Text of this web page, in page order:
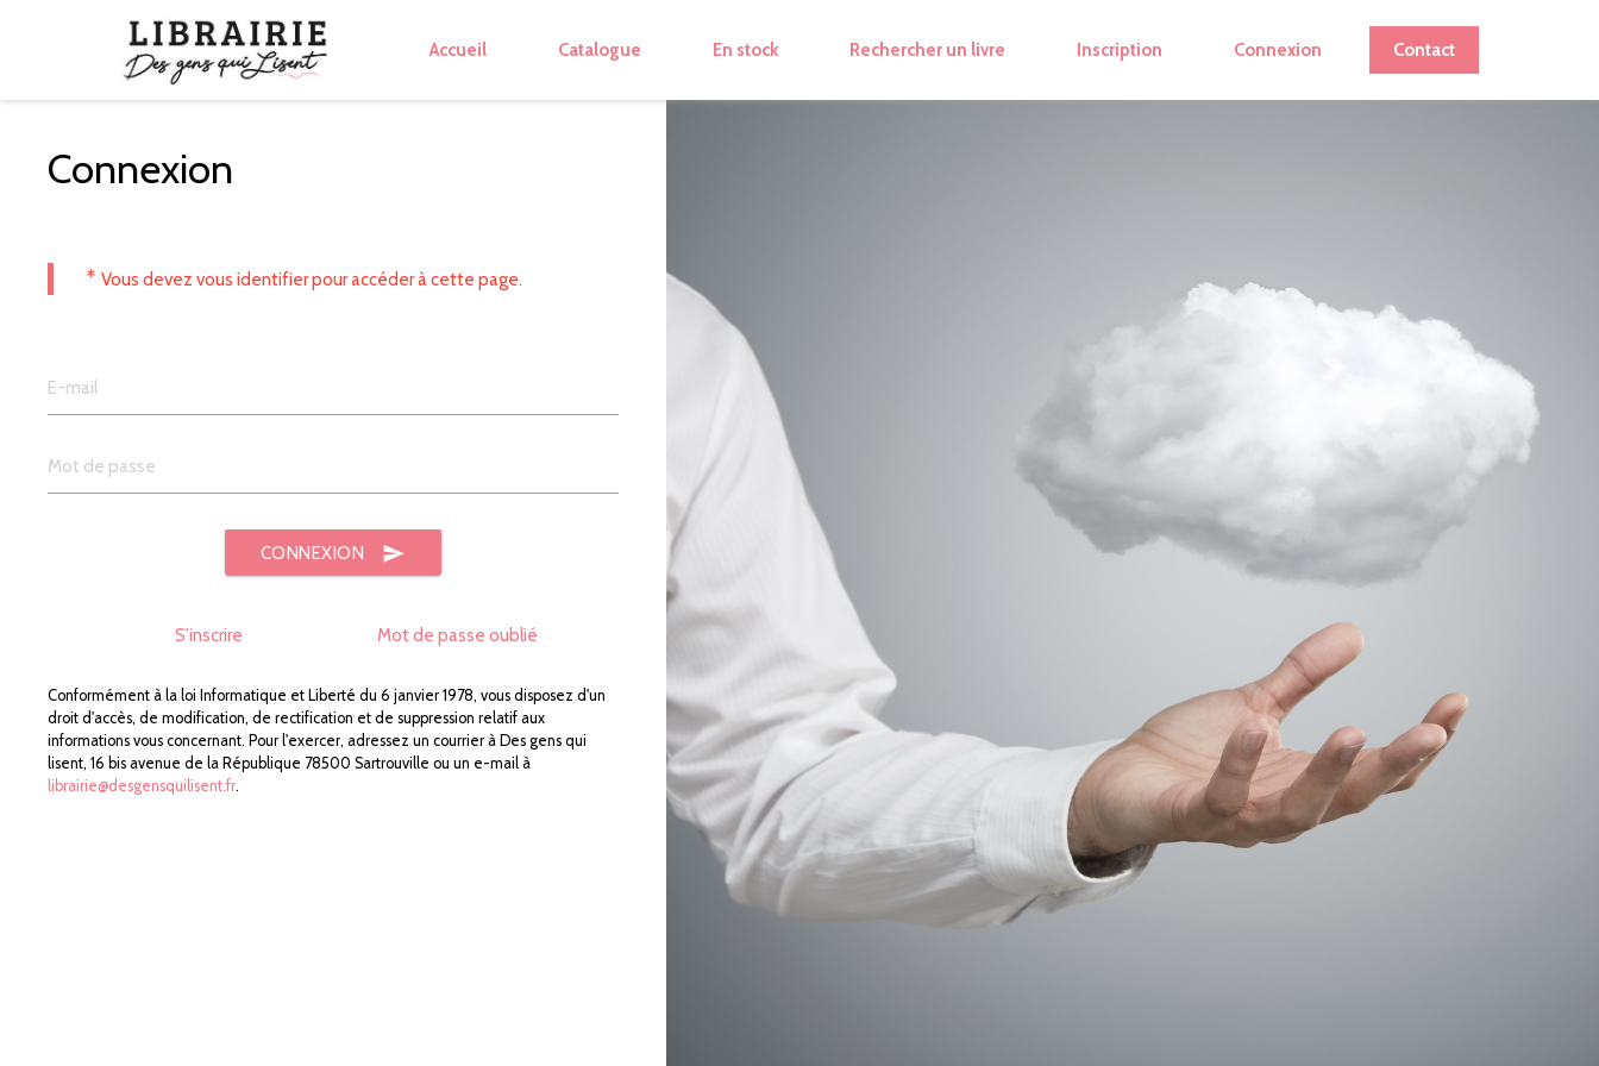
Accueil Catalogue En stock Rechercher un livre Inscription Connexion Contact
Connexion
* Vous devez vous identifier pour accéder à cette page.
CONNEXION send
S'inscrire Mot de passe oublié
Conformément à la loi Informatique et Liberté du 6 janvier 1978, vous disposez d'un
droit d'accès, de modification, de rectification et de suppression relatif aux
informations vous concernant. Pour l'exercer, adressez un courrier à Des gens qui
lisent, 16 bis avenue de la République 78500 Sartrouville ou un e-mail à
librairie@desgensquilisent.fr.